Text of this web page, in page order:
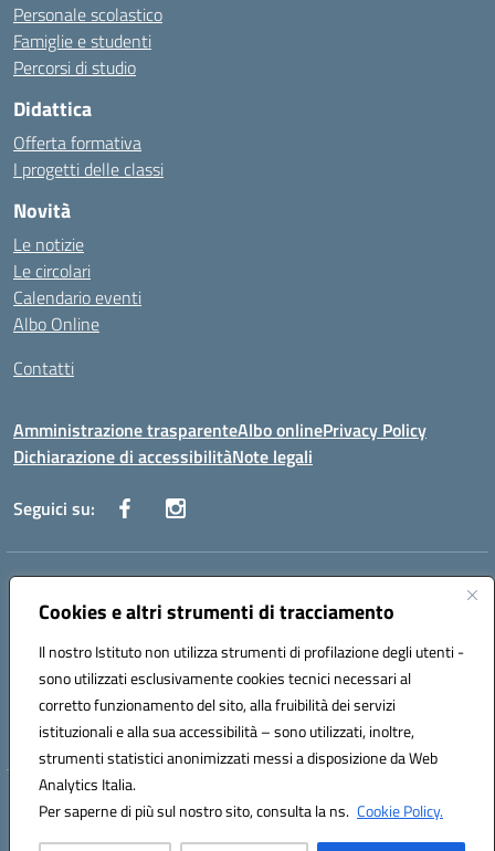
Cookies e altri strumenti di tracciamento
Il nostro Istituto non utilizza strumenti di profilazione degli utenti -
sono utilizzati esclusivamente cookies tecnici necessari al
corretto funzionamento del sito, alla fruibilità dei servizi
istituzionali e alla sua accessibilità – sono utilizzati, inoltre,
strumenti statistici anonimizzati messi a disposizione da Web
Analytics Italia.
Per saperne di più sul nostro sito, consulta la ns. Cookie Policy.
Personale scolastico
Famiglie e studenti
Percorsi di studio
Didattica
Offerta formativa
I progetti delle classi
Novità
Le notizie
Le circolari
Calendario eventi
Albo Online
Contatti
Amministrazione trasparenteAlbo onlinePrivacy Policy
Dichiarazione di accessibilitàNote legali
Seguici su:
Indirizzo:
Centralino:0881636571 Email:fgps040004@istruzione.it
Codice fiscale: 80031370713
Codice meccanografico:
FGPS040004
Codice Indice delle Pubbliche Amministrazioni (IPA): istsc_fgps040004
Hosting & Powered by 3D Solution S.r.l.
Concept & Design by Designers Italia